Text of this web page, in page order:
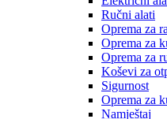
Ručni alati
Oprema za
Oprema za
Oprema za
Koševi za
Sigurnost
Oprema za
Namještaj